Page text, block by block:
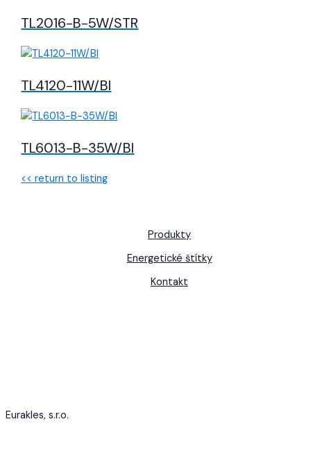
TL2016-B-5W/STR
TL4120-11W/BI
TL6013-B-35W/BI
<< return to listing
Produkty
Energetické štítky
Kontakt
Eurakles, s.r.o.